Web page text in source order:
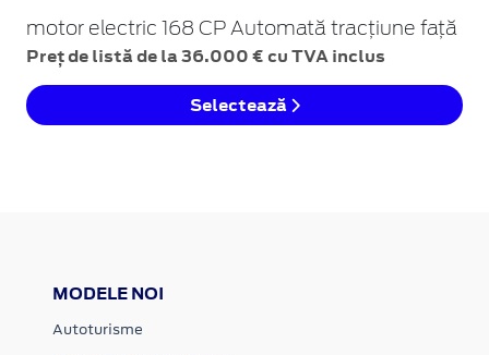
motor electric 168 CP Automată tracțiune față
Preț de listă de la 36.000 € cu TVA inclus
Selectează
MODELE NOI
Autoturisme